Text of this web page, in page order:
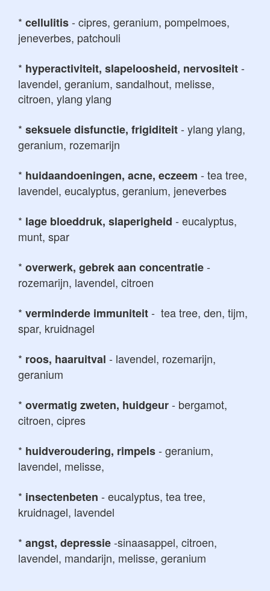
* cellulitis- cipres, geranium, pompelmoes,
jeneverbes, patchouli
* hyperactiviteit, slapeloosheid, nervositeit-
lavendel, geranium, sandalhout, melisse,
citroen, ylang ylang
* seksuele disfunctie, frigiditeit- ylang ylang,
geranium, rozemarijn
* huidaandoeningen, acne, eczeem - tea tree,
lavendel, eucalyptus, geranium, jeneverbes
* lage bloeddruk, slaperigheid - eucalyptus,
munt, spar
* overwerk, gebrek aan concentratie-
rozemarijn, lavendel, citroen
* verminderde immuniteit- tea tree, den, tijm,
spar, kruidnagel
* roos, haaruitval - lavendel, rozemarijn,
geranium
* overmatig zweten, huidgeur- bergamot,
citroen, cipres
* huidveroudering, rimpels- geranium,
lavendel, melisse,
* insectenbeten - eucalyptus, tea tree,
kruidnagel, lavendel
* angst, depressie-sinaasappel, citroen,
lavendel, mandarijn, melisse, geranium